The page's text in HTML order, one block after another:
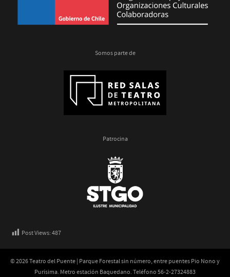
Somos parte de
Patrocina
Post Views:487
© 2026 Teatro del Puente | Parque Forestal sin número, entre puentes Pio Nono y
Purísima. Metro estación Baquedano. Teléfono 56-2-27324883